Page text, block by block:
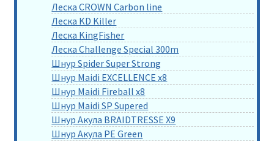
Леска CROWN Carbon line
Леска KD Killer
Леска KingFisher
Леска Challenge Special 300m
Шнур Spider Super Strong
Шнур Maidi EXCELLENCE x8
Шнур Maidi Fireball x8
Шнур Maidi SP Supered
Шнур Акула BRAIDTRESSE X9
Шнур Акула PE Green